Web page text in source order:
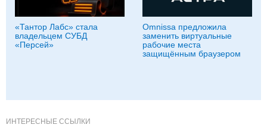
«Тантор Лабс» стала
владельцем СУБД
«Персей»
Omnissa предложила
заменить виртуальные
рабочие места
защищённым браузером
ИНТЕРЕСНЫЕ ССЫЛКИ